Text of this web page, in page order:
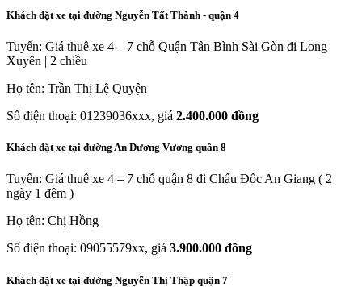
Khách đặt xe tại đường Nguyễn Tất Thành - quận 4
Tuyến: Giá thuê xe 4 – 7 chỗ Quận Tân Bình Sài Gòn đi Long
Xuyên | 2 chiều
Họ tên: Trần Thị Lệ Quyện
Số điện thoại: 01239036xxx, giá 2.400.000 đồng
Khách đặt xe tại đường An Dương Vương quân 8
Tuyến: Giá thuê xe 4 – 7 chỗ quận 8 đi Chấu Đốc An Giang ( 2
ngày 1 đêm )
Họ tên: Chị Hồng
Số điện thoại: 09055579xx, giá 3.900.000 đồng
Khách đặt xe tại đường Nguyễn Thị Thập quận 7